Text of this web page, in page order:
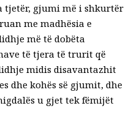
tjetër, gjumi më i shkurtër
me madhësia e
më të dobëta
të tjera të trurit që
midis disavantazhit
dhe kohës së gjumit, dhe
u gjet tek fëmijët